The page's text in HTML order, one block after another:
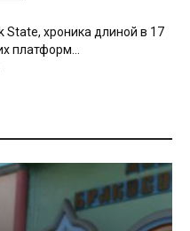
State, хроника длиной в 17
платформ...